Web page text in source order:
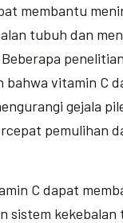
membantu
tubuh dan
bahwa vitamin C
gejala
pemulihan
C dapat
sistem kekebalan